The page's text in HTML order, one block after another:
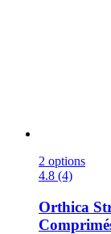
2 options
4.8 (4)
Orthica